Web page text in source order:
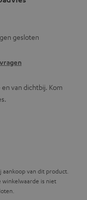
gesloten
van dichtbij. Kom
van dit product.
is niet